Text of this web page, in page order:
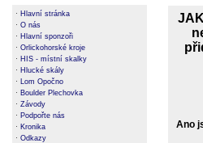
· Hlavní stránka
· O nás
· Hlavní sponzoři
· Orlickohorské kroje
· HIS - místní skalky
· Hlucké skály
· Lom Opočno
· Boulder Plechovka
· Závody
· Podpořte nás
· Kronika
· Odkazy
Ano